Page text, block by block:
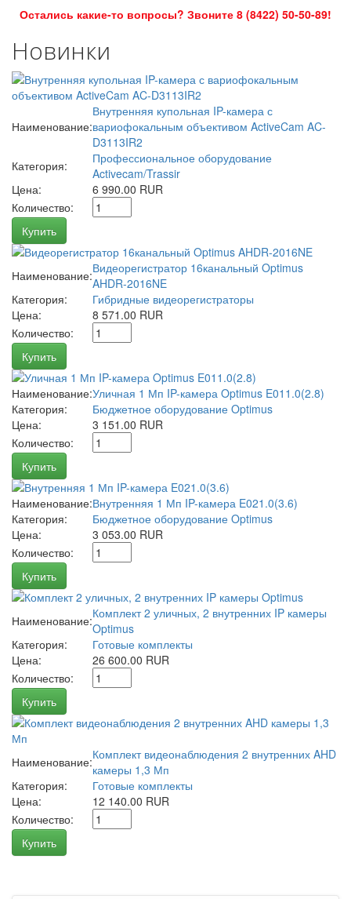
Остались какие-то вопросы? Звоните 8 (8422) 50-50-89!
Новинки
Наименование:
Внутренняя купольная IP-камера с
вариофокальным объективом ActiveCam AC-
D3113IR2
Категория:
Профессиональное оборудование
Activecam/Trassir
Цена:
6 990.00 RUR
Количество:
Купить
Наименование:Видеорегистратор 16канальный Optimus
AHDR-2016NE
Категория:
Гибридные видеорегистраторы
Цена:
8 571.00 RUR
Количество:
Купить
Наименование:Уличная 1 Мп IP-камера Optimus E011.0(2.8)
Категория:
Бюджетное оборудование Optimus
Цена:
3 151.00 RUR
Количество:
Купить
Наименование:Внутренняя 1 Мп IP-камера E021.0(3.6)
Категория:
Бюджетное оборудование Optimus
Цена:
3 053.00 RUR
Количество:
Купить
Наименование:Комплект 2 уличных, 2 внутренних IP камеры
Optimus
Категория:
Готовые комплекты
Цена:
26 600.00 RUR
Количество:
Купить
Наименование:Комплект видеонаблюдения 2 внутренних AHD
камеры 1,3 Мп
Категория:
Готовые комплекты
Цена:
12 140.00 RUR
Количество:
Купить